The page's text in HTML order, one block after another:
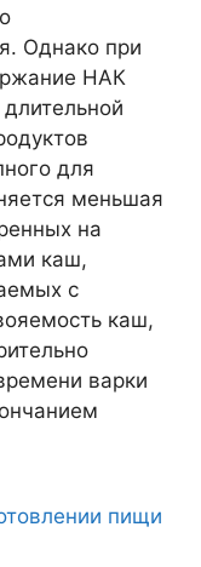
Однако при
НАК
для
меньшая
на
каш,
с
каш,
варки
пищи